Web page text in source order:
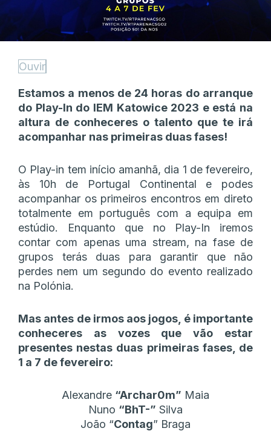
Ouvir
Estamos a menos de 24 horas do arranque
do Play-In do IEM Katowice 2023 e está na
altura de conheceres o talento que te irá
acompanhar nas primeiras duas fases!
O Play-in tem início amanhã, dia 1 de fevereiro,
às 10h de Portugal Continental e podes
acompanhar os primeiros encontros em direto
totalmente em português com a equipa em
estúdio. Enquanto que no Play-In iremos
contar com apenas uma stream, na fase de
grupos terás duas para garantir que não
perdes nem um segundo do evento realizado
na Polónia.
Mas antes de irmos aos jogos, é importante
conheceres as vozes que vão estar
presentes nestas duas primeiras fases, de
1 a 7 de fevereiro:
Alexandre “Archar0m” Maia
Nuno “BhT-” Silva
João “Contag” Braga